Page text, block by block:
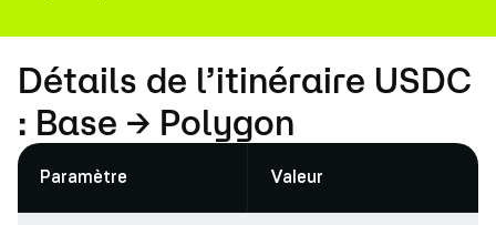
Détails de l’itinéraire USDC
: Base → Polygon
Paramètre Valeur